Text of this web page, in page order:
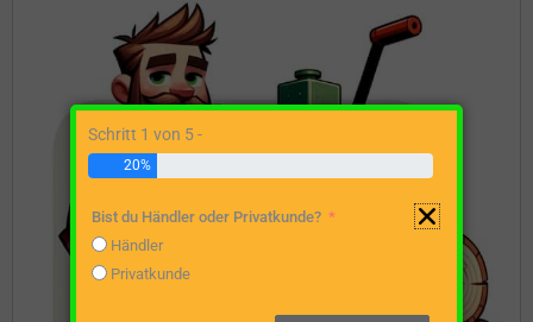
Schritt 1 von 5 -
20%
Bist du Händler oder Privatkunde?
Händler
Privatkunde